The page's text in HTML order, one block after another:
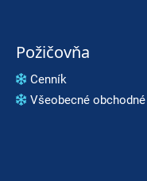
Požičovňa
Cenník
Všeobecné